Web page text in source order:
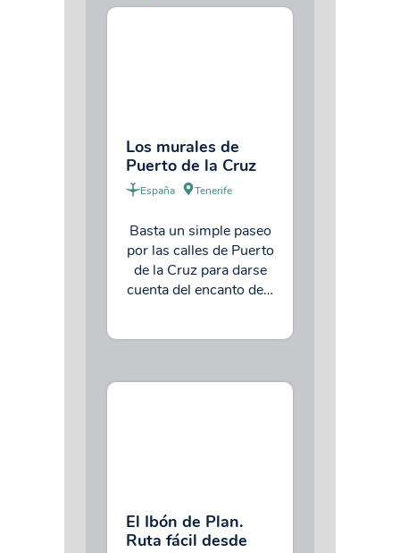
Los murales de
Puerto de la Cruz
España Tenerife
Basta un simple paseo
por las calles de Puerto
de la Cruz para darse
cuenta del encanto de…
El Ibón de Plan.
Ruta fácil desde